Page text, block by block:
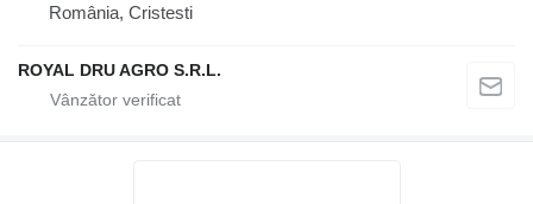
România, Cristesti
ROYAL DRU AGRO S.R.L.